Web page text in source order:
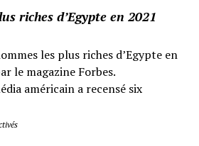
riches d’Egypte en 2021
les plus riches d’Egypte en
le magazine Forbes.
américain a recensé six